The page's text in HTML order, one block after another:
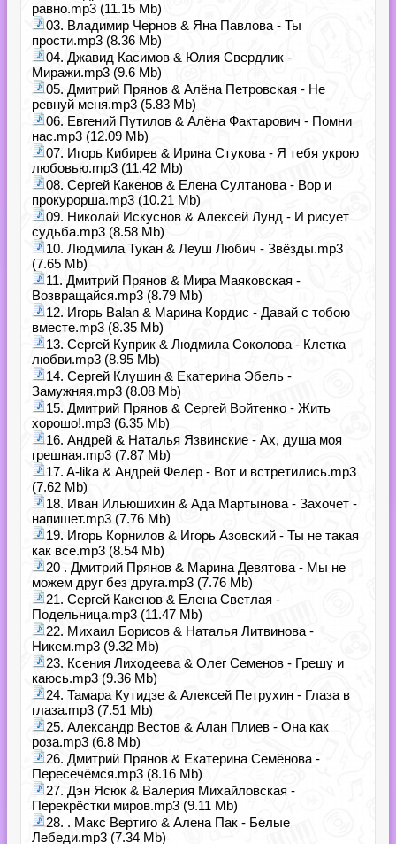
равно.mp3 (11.15 Mb)
03. Владимир Чернов & Яна Павлова - Ты
прости.mp3 (8.36 Mb)
04. Джавид Касимов & Юлия Свердлик -
Миражи.mp3 (9.6 Mb)
05. Дмитрий Прянов & Алёна Петровская - Не
ревнуй меня.mp3 (5.83 Mb)
06. Евгений Путилов & Алёна Фактарович - Помни
нас.mp3 (12.09 Mb)
07. Игорь Кибирев & Ирина Стукова - Я тебя укрою
любовью.mp3 (11.42 Mb)
08. Сергей Какенов & Елена Султанова - Вор и
прокурорша.mp3 (10.21 Mb)
09. Николай Искуснов & Алексей Лунд - И рисует
судьба.mp3 (8.58 Mb)
10. Людмила Тукан & Леуш Любич - Звёзды.mp3
(7.65 Mb)
11. Дмитрий Прянов & Мира Маяковская -
Возвращайся.mp3 (8.79 Mb)
12. Игорь Balan & Марина Кордис - Давай с тобою
вместе.mp3 (8.35 Mb)
13. Сергей Куприк & Людмила Соколова - Клетка
любви.mp3 (8.95 Mb)
14. Сергей Клушин & Екатерина Эбель -
Замужняя.mp3 (8.08 Mb)
15. Дмитрий Прянов & Сергей Войтенко - Жить
хорошо!.mp3 (6.35 Mb)
16. Андрей & Наталья Язвинские - Ах, душа моя
грешная.mp3 (7.87 Mb)
17. A-lika & Андрей Фелер - Вот и встретились.mp3
(7.62 Mb)
18. Иван Ильюшихин & Ада Мартынова - Захочет -
напишет.mp3 (7.76 Mb)
19. Игорь Корнилов & Игорь Азовский - Ты не такая
как все.mp3 (8.54 Mb)
20 . Дмитрий Прянов & Марина Девятова - Мы не
можем друг без друга.mp3 (7.76 Mb)
21. Сергей Какенов & Елена Светлая -
Подельница.mp3 (11.47 Mb)
22. Михаил Борисов & Наталья Литвинова -
Никем.mp3 (9.32 Mb)
23. Ксения Лиходеева & Олег Семенов - Грешу и
каюсь.mp3 (9.36 Mb)
24. Тамара Кутидзе & Алексей Петрухин - Глаза в
глаза.mp3 (7.51 Mb)
25. Александр Вестов & Алан Плиев - Она как
роза.mp3 (6.8 Mb)
26. Дмитрий Прянов & Екатерина Семёнова -
Пересечёмся.mp3 (8.16 Mb)
27. Дэн Ясюк & Валерия Михайловская -
Перекрёстки миров.mp3 (9.11 Mb)
28. . Макс Вертиго & Алена Пак - Белые
Лебеди.mp3 (7.34 Mb)